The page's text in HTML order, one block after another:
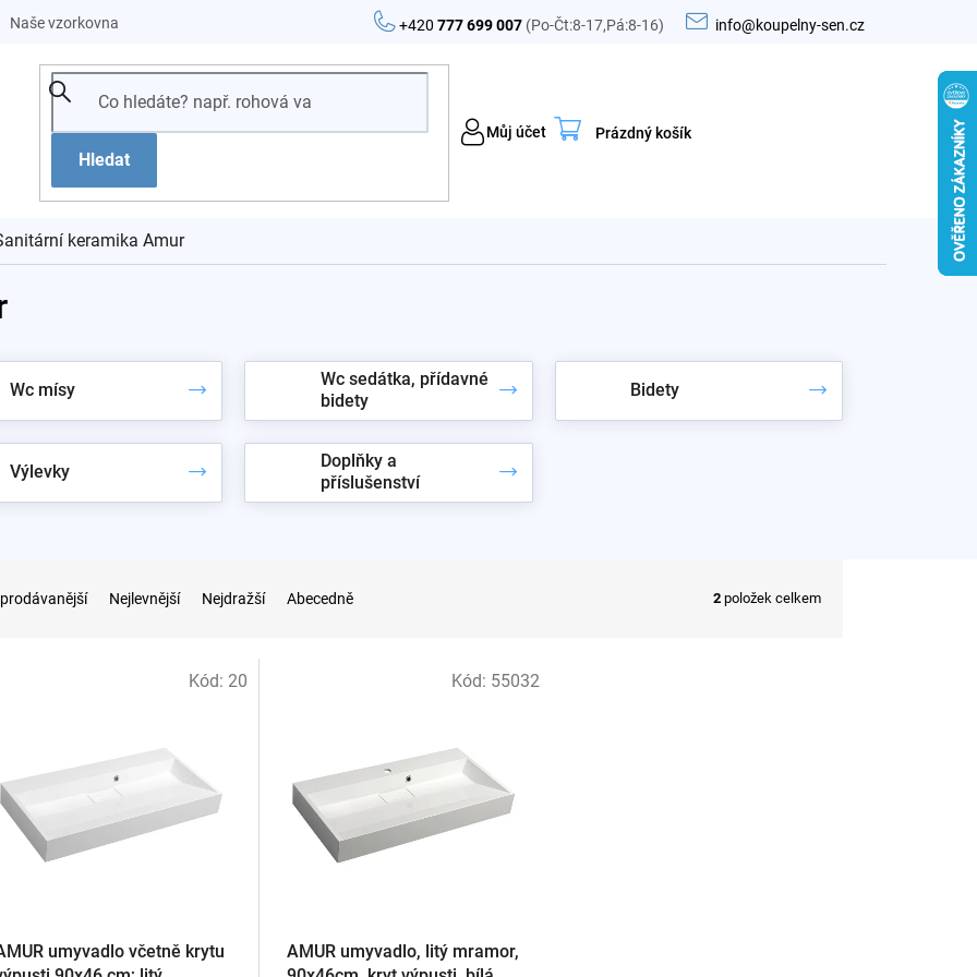
+420777 699 007 (Po-Čt:8-17,Pá:8-16) info@koupelny-sen.cz
Naše vzorkovna
Hledat
Můj účet
Nákupní
Prázdný košík
keramika Amur
Wc mísy
Wc sedátka, přídavné
bidety
Bidety
Výlevky
Doplňky a
příslušenství
Nejlevnější Nejdražší Abecedně 2 položek celkem
umyvadlo včetně krytu
Kód: 20
AMUR umyvadlo, litý mramor,
Kód: 55032